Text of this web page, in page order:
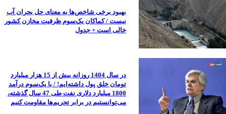
بهبود برخی شاخص‌ها به معنای حل بحران آب
نیست / کماکان یک‌سوم ظرفیت مخازن کشور
خالی است + جدول
در سال 1404 روزانه بیش از 15 هزار میلیارد
تومان خلق پول داشته‌ایم! / با یک‌سوم درآمد
1800 میلیارد دلاری نفت طی 47 سال گذشته،
می‌توانستیم در برابر تحریم‌ها مقاومت کنیم